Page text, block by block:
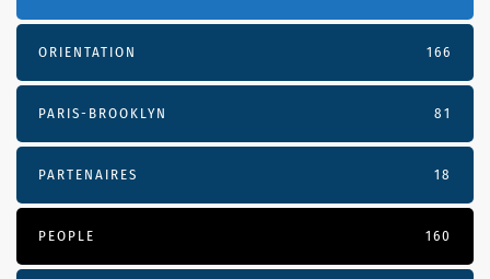
ORIENTATION 166
PARIS-BROOKLYN 81
PARTENAIRES 18
PEOPLE 160